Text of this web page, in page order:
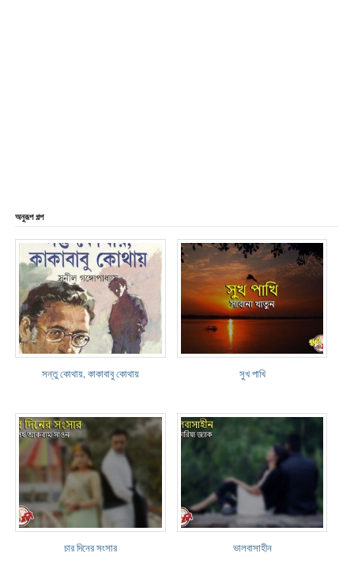
অনুরূপ গল্প
সন্তু কোথায়, কাকাবাবু কোথায় সুখ পাখি
চার দিনের সংসার ভালবাসাহীন